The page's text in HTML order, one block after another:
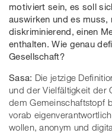
motiviert sein, es soll
auswirken und es
diskriminierend, einen
enthalten. Wie genau
Gesellschaft?
Sasa: Die jetzige
und der Vielfältigkeit der
dem Gemeinschaftstopf
vorab
wollen, anonym und